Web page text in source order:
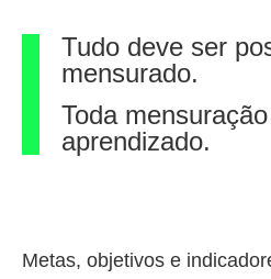
Tudo deve ser
mensurado.
Toda
aprendizado.
Metas, objetivos e